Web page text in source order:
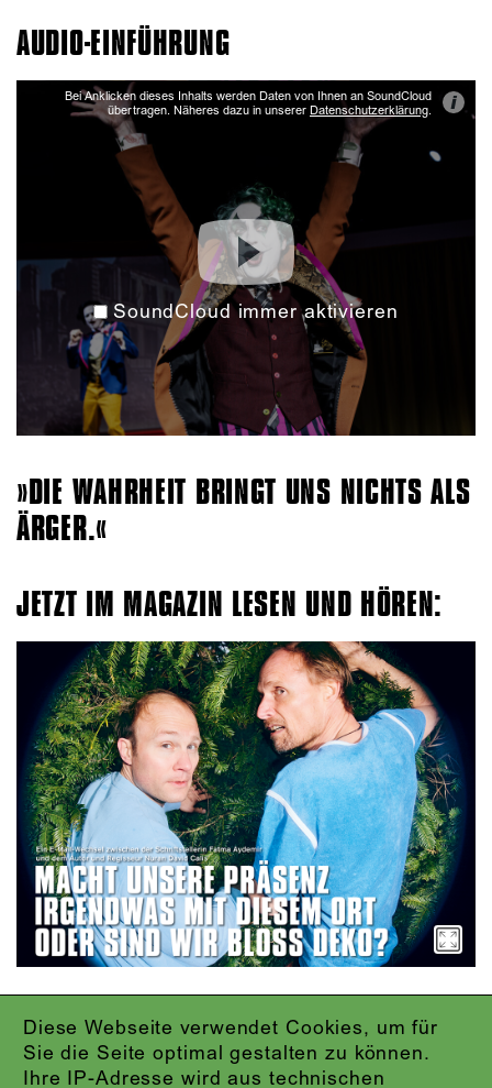
Diese Webseite verwendet Cookies, um für
Sie die Seite optimal gestalten zu können.
Ihre IP-Adresse wird aus technischen
AUDIO-EINFÜHRUNG
Bei Anklicken dieses Inhalts werden Daten von Ihnen an SoundCloud
übertragen. Näheres dazu in unserer Datenschutzerklärung. i
SoundCloud immer aktivieren
DIE WAHRHEIT BRINGT UNS NICHTS ALS
ÄRGER.
JETZT IM MAGAZIN LESEN UND HÖREN:
IMPRESSUM
DATENSCHUTZ